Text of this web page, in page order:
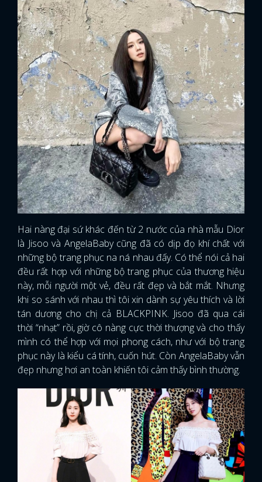
Hai nàng đại sứ khác đến từ 2 nước của nhà mẫu Dior
là Jisoo và AngelaBaby cũng đã có dịp đọ khí chất với
những bộ trang phục na ná nhau đấy. Có thể nói cả hai
đều rất hợp với những bộ trang phục của thương hiệu
này, mỗi người một vẻ, đều rất đẹp và bắt mắt. Nhưng
khi so sánh với nhau thì tôi xin dành sự yêu thích và lời
tán dương cho chị cả BLACKPINK. Jisoo đã qua cái
thời “nhạt” rồi, giờ cô nàng cực thời thượng và cho thấy
mình có thể hợp với mọi phong cách, như với bộ trang
phục này là kiểu cá tính, cuốn hút. Còn AngelaBaby vẫn
đẹp nhưng hơi an toàn khiến tôi cảm thấy bình thường.